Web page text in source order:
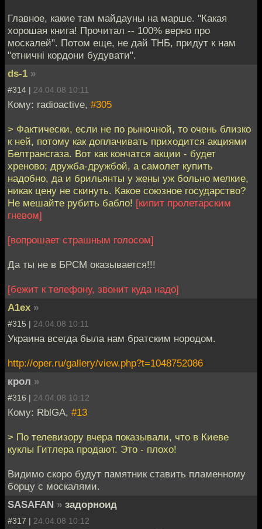
Главное, какие там майдауны на марше. "Какая
хорошая книга! Прочитал -- 100% верно про
москалей". Потом еще, не дай ТНБ, придут к нам
"етничні кордони будувати".
ds-1 »
#314 | 24.04.08 10:11
Кому: radioactive, #305
> Фактически, если не по рыночной, то очень близко
к ней, потому как доплачивать приходится акциями
Белтрансгаза. Вот как кончатся акции - будет
хреново; дружба-дружбой, а самолет купить
надобно, да и брильянты у жены уж больно мелкие,
никак цену не скинуть. Какое союзное государство?
Не мешайте рубить бабло! [кипит пролетарским
гневом]
[вопрошает страшным голосом]
Да ты не в БРСМ оказывается!!!
[бежит к телефону, звонит куда надо]
A1ex »
#315 | 24.04.08 10:11
Украина всегда была нам братским нородом.
http://oper.ru/gallery/view.php?t=1048752086
крол »
#316 | 24.04.08 10:12
Кому: RblGA, #13
> По телевизору вчера показывали, что в Киеве
куклы Гитлера продают. Это - плохо!
Видимо скоро будут памятник ставить пламенному
борцу с москалями.
SASAFAN » задорноид
#317 | 24.04.08 10:12